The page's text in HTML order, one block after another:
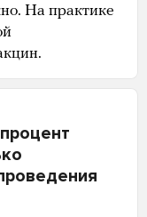
На практике